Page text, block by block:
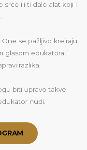
srce ili ti dalo alat koji i
se pažljivo kreiraju
glasom edukatora i
razlika.
biti upravo takve.
nudi.